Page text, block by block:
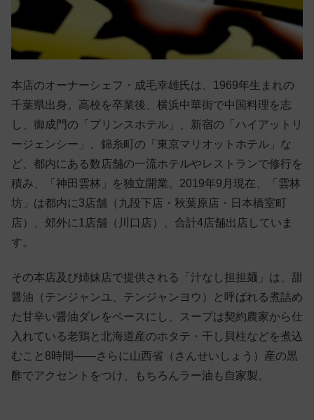
本店のオーナーシェフ・成毛幸雄氏は、1969年生まれの
千葉県出身。高校を卒業後、横浜中華街で中国料理を志
し、御成門の「プリンスホテル」、新宿の「ハイアットリ
ージェンシー」、錦糸町の「東京マリオットホテル」な
ど、都内にある数店舗の一流ホテルやレストランで修行を
積み、「神田雲林」を独立開業。2019年9月現在、「雲林
坊」は都内に3店舗（九段下店・秋葉原店・日本橋室町
店）、郊外に1店舗（川口店）、合計4店舗出店していま
す。
その本店及び姉妹店で提供される「汁なし担担麺」は、甜
醤油（テンジャンユ、テンジャンヨウ）と呼ばれる煮詰め
た甘辛い醤油ダレをベースにし、スープは契約農家から仕
入れている老鶏と北海道産のホタテ・干し貝柱などを煮込
むこと8時間——さらに山西省（さんせいしょう）産の黒
酢でアクセントをつけ、もちろんラー油も自家製。